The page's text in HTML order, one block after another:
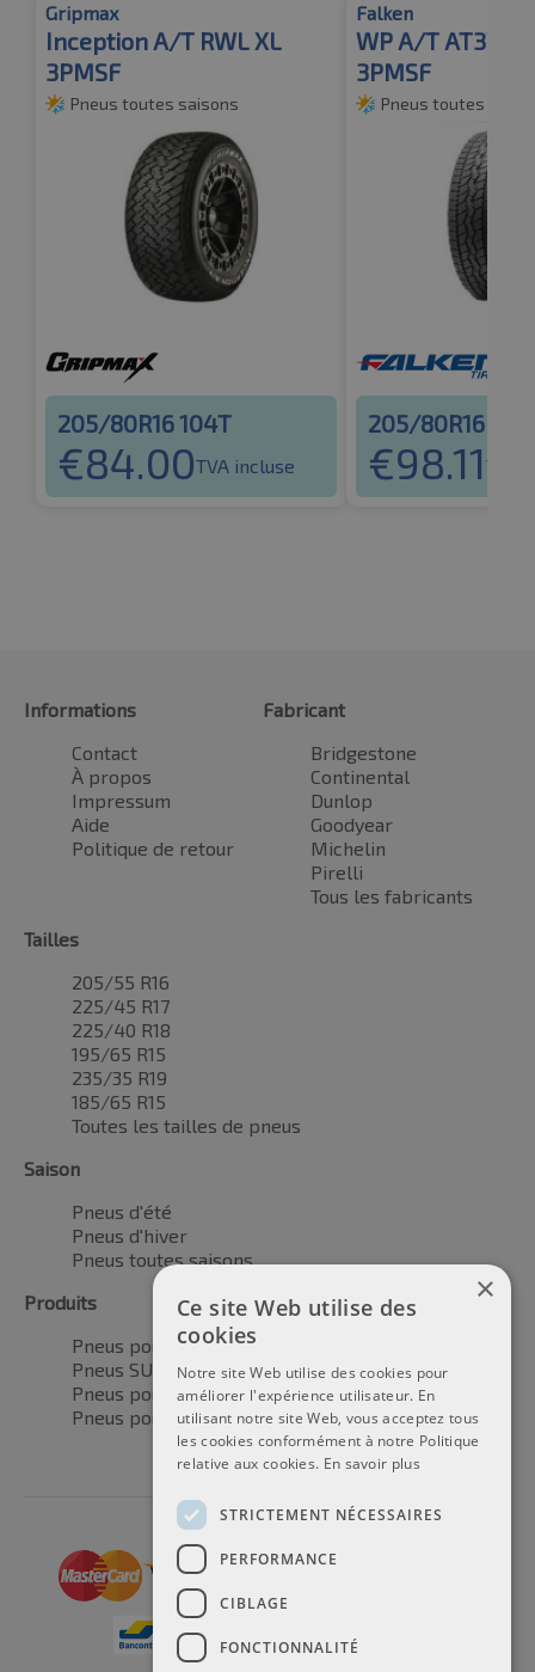
Gripmax
Inception A/T RWL XL
3PMSF
Pneus toutes saisons
205/80R16 104T
€84.00TVA incluse
Falken
WP A/T AT3WA
3PMSF
Pneus toutes
205/80R16
€98.11 TVA
Informations
Contact
À propos
Impressum
Aide
Politique de retour
Fabricant
Bridgestone
Continental
Dunlop
Goodyear
Michelin
Pirelli
Tous les fabricants
Tailles
205/55 R16
225/45 R17
225/40 R18
195/65 R15
235/35 R19
185/65 R15
Toutes les tailles de pneus
Saison
Pneus d'été
Pneus d'hiver
Pneus toutes saisons
Produits
Pneus pour voitures
Pneus SUV / 4x4
Pneus pour camionnettes
Pneus pour motos
×
Ce site Web utilise des
cookies
Notre site Web utilise des cookies pour
améliorer l'expérience utilisateur. En
utilisant notre site Web, vous acceptez tous
les cookies conformément à notre Politique
relative aux cookies. En savoir plus
STRICTEMENT NÉCESSAIRES
PERFORMANCE
CIBLAGE
FONCTIONNALITÉ